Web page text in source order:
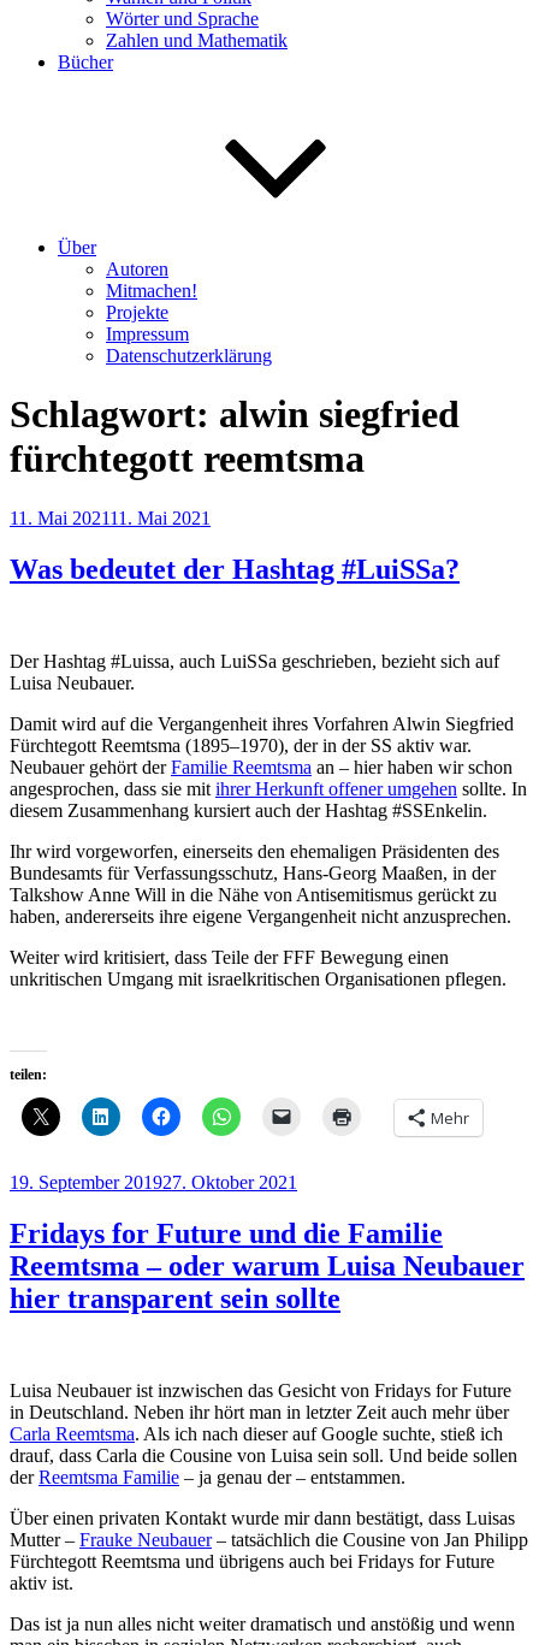
Wörter und Sprache
Zahlen und Mathematik
Bücher
Über
Autoren
Mitmachen!
Projekte
Impressum
Datenschutzerklärung
Schlagwort: alwin siegfried
fürchtegott reemtsma
Veröffentlicht
11. Mai 202111. Mai 2021
Was bedeutet der Hashtag #LuiSSa?
Der Hashtag #Luissa, auch LuiSSa geschrieben, bezieht sich auf
Luisa Neubauer.
Damit wird auf die Vergangenheit ihres Vorfahren Alwin Siegfried
Fürchtegott Reemtsma (1895–1970), der in der SS aktiv war.
Neubauer gehört derFamilie Reemtsma an – hier haben wir schon
angesprochen, dass sie mit ihrer Herkunft offener umgehen sollte. In
diesem Zusammenhang kursiert auch der Hashtag #SSEnkelin.
Ihr wird vorgeworfen, einerseits den ehemaligen Präsidenten des
Bundesamts für Verfassungsschutz, Hans-Georg Maaßen, in der
Talkshow Anne Will in die Nähe von Antisemitismus gerückt zu
haben, andererseits ihre eigene Vergangenheit nicht anzusprechen.
Weiter wird kritisiert, dass Teile der FFF Bewegung einen
unkritischen Umgang mit israelkritischen Organisationen pflegen.
teilen:
Mehr
Veröffentlicht
19. September 201927. Oktober 2021
Fridays for Future und die Familie
Reemtsma – oder warum Luisa Neubauer
hier transparent sein sollte
Luisa Neubauer ist inzwischen das Gesicht von Fridays for Future
in Deutschland. Neben ihr hört man in letzter Zeit auch mehr über
Carla Reemtsma. Als ich nach dieser auf Google suchte, stieß ich
drauf, dass Carla die Cousine von Luisa sein soll. Und beide sollen
derReemtsma Familie – ja genau der – entstammen.
Über einen privaten Kontakt wurde mir dann bestätigt, dass Luisas
Mutter – Frauke Neubauer– tatsächlich die Cousine von Jan Philipp
Fürchtegott Reemtsma und übrigens auch bei Fridays for Future
aktiv ist.
Das ist ja nun alles nicht weiter dramatisch und anstößig und wenn